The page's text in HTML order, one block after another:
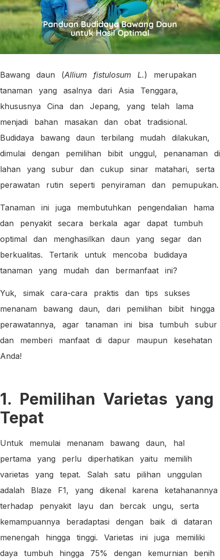
Bawang daun (Allium fistulosum L.) merupakan
tanaman yang asalnya dari Asia Tenggara,
khususnya Cina dan Jepang, yang telah lama
menjadi bahan masakan dan obat tradisional.
Budidaya bawang daun terbilang mudah dilakukan,
dimulai dengan pemilihan bibit unggul, penanaman di
lahan yang subur dan cukup sinar matahari, serta
perawatan rutin seperti penyiraman dan pemupukan.
Tanaman ini juga membutuhkan pengendalian hama
dan penyakit secara berkala agar dapat tumbuh
optimal dan menghasilkan daun yang segar dan
berkualitas. Tertarik untuk mencoba budidaya
tanaman yang mudah dan bermanfaat ini?
Yuk, simak cara-cara praktis dan tips sukses
menanam bawang daun, dari pemilihan bibit hingga
perawatannya, agar tanaman ini bisa tumbuh subur
dan memberi manfaat di dapur maupun kesehatan
Anda!
1. Pemilihan Varietas yang
Tepat
Untuk memulai menanam bawang daun, hal
pertama yang perlu diperhatikan yaitu memilih
varietas yang tepat. Salah satu pilihan unggulan
adalah Blaze F1, yang dikenal karena ketahanannya
terhadap penyakit layu dan bercak ungu, serta
kemampuannya beradaptasi dengan baik di dataran
menengah hingga tinggi. Varietas ini juga memiliki
daya tumbuh hingga 75% dengan kemurnian benih